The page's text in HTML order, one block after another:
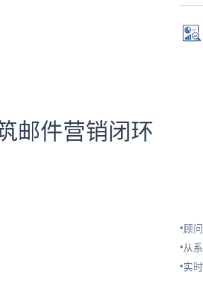
邮件营销闭环
•顾
•从
•实